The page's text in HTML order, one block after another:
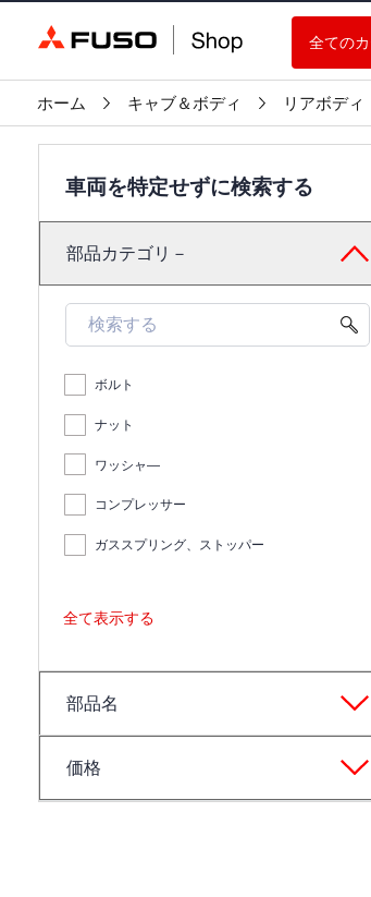
全ての
ホーム キャブ＆ボディ リアボディ
車両を特定せずに検索する
部品カテゴリ－
ボルト
ナット
ワッシャ―
コンプレッサー
ガススプリング、ストッパー
全て表示する
部品名
価格